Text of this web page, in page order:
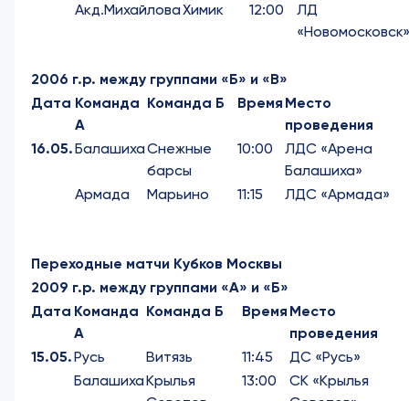
Акд.МихайловаХимик 12:00
ЛД
«Новомосковск»
2006 г.р. между группами «Б» и «В»
Дата Команда
А
Команда Б Время Место
проведения
16.05.БалашихаСнежные
барсы
10:00
ЛДС «Арена
Балашиха»
Армада
Марьино 11:15 ЛДС «Армада»
Переходные матчи Кубков Москвы
2009 г.р. между группами «А» и «Б»
Дата Команда
А
Команда Б Время Место
проведения
15.05.Русь Витязь 11:45
ДС «Русь»
БалашихаКрылья
13:00
СК «Крылья